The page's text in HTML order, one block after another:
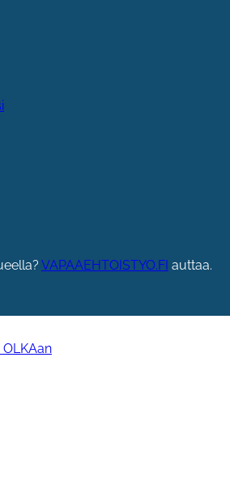
VAPAAEHTOISTYO.FI auttaa.